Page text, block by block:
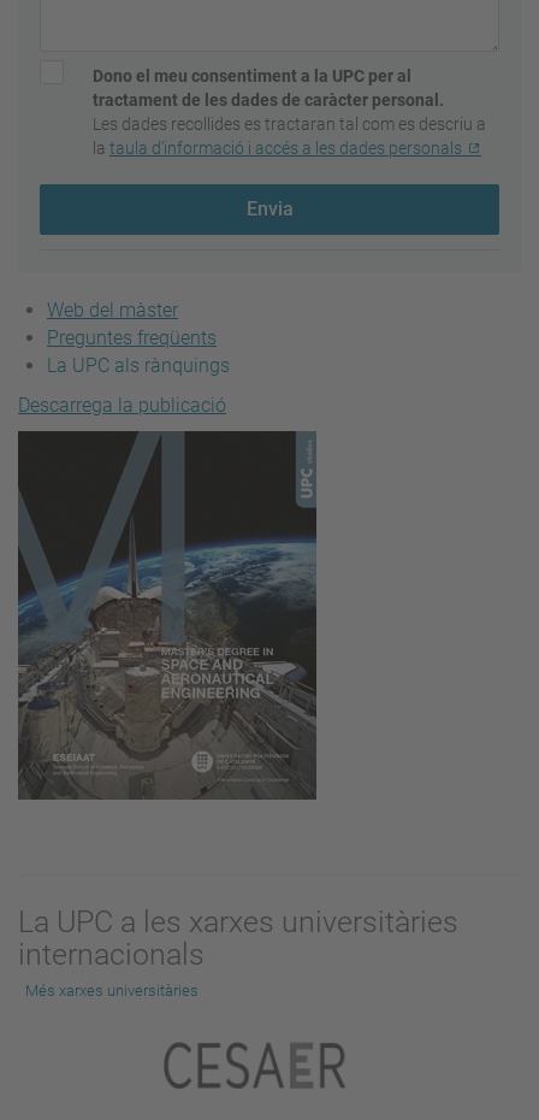
Dono el meu consentiment a la UPC per al
tractament de les dades de caràcter personal.
Les dades recollides es tractaran tal com es descriu a
la taula d'informació i accés a les dades personals
Envia
Web del màster
Preguntes freqüents
La UPC als rànquings
Descarrega la publicació
La UPC a les xarxes universitàries
internacionals
Més xarxes universitàries